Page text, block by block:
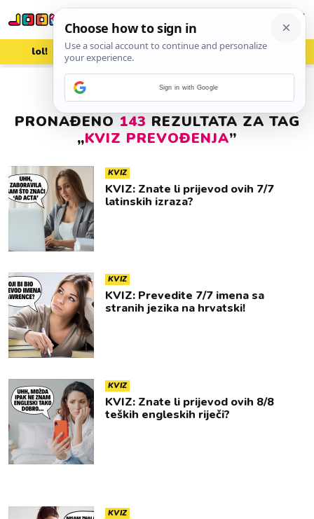
lol! aww vrh! woot?!
PRONAĐENO 143 REZULTATA ZA TAG
„KVIZ PREVOĐENJA”
KVIZ
KVIZ: Znate li prijevod ovih 7/7
latinskih izraza?
KVIZ
KVIZ: Prevedite 7/7 imena sa
stranih jezika na hrvatski!
KVIZ
KVIZ: Znate li prijevod ovih 8/8
teških engleskih riječi?
KVIZ
Sign in with Google